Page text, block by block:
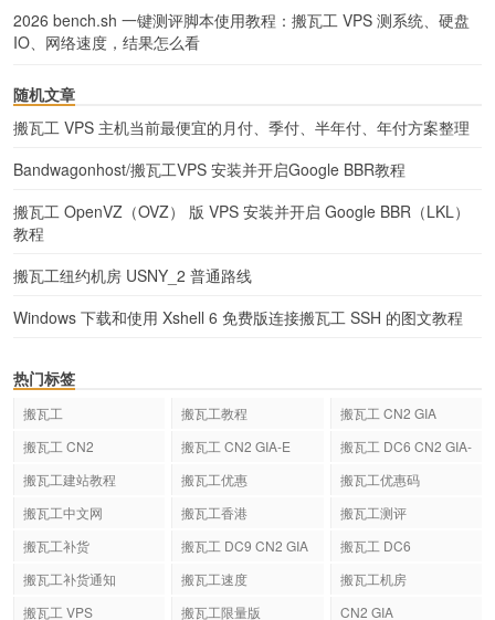
2026 bench.sh 一键测评脚本使用教程：搬瓦工 VPS 测系统、硬盘
IO、网络速度，结果怎么看
随机文章
搬瓦工 VPS 主机当前最便宜的月付、季付、半年付、年付方案整理
Bandwagonhost/搬瓦工VPS 安装并开启Google BBR教程
搬瓦工 OpenVZ（OVZ） 版 VPS 安装并开启 Google BBR（LKL）
教程
搬瓦工纽约机房 USNY_2 普通路线
Windows 下载和使用 Xshell 6 免费版连接搬瓦工 SSH 的图文教程
热门标签
搬瓦工 搬瓦工教程
搬瓦工 CN2 GIA
搬瓦工 CN2
搬瓦工 CN2 GIA-E
搬瓦工 DC6 CN2 GIA-
搬瓦工建站教程 搬瓦工优惠
搬瓦工优惠码
搬瓦工中文网
搬瓦工香港
搬瓦工测评
搬瓦工补货
搬瓦工 DC9 CN2 GIA
搬瓦工 DC6
搬瓦工补货通知
搬瓦工速度
搬瓦工机房
搬瓦工 VPS
搬瓦工限量版 CN2 GIA